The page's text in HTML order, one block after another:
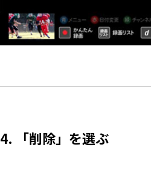
4. 「削除」を選ぶ